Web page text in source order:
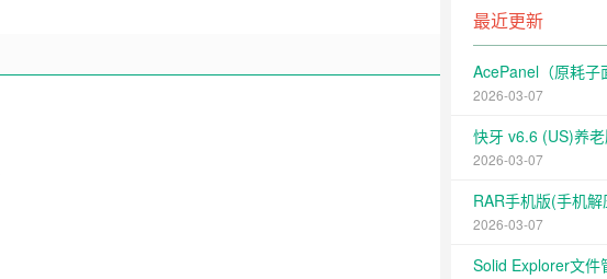
最近更新
AcePanel（原耗
2026-03-07
快牙 v6.6 (US)养
2026-03-07
RAR手机版(手机
2026-03-07
Solid Explorer文件